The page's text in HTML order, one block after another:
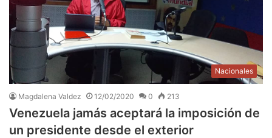
Nacionales
Magdalena Valdez 12/02/2020 0 213
Venezuela jamás aceptará la imposición de
un presidente desde el exterior